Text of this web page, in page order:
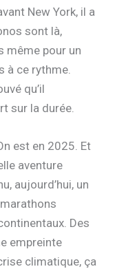
New York, il a
sont là,
même pour un
à ce rythme.
qu’il
sur la durée.
est en 2025. Et
aventure
aujourd’hui, un
Des
empreinte
climatique, ça